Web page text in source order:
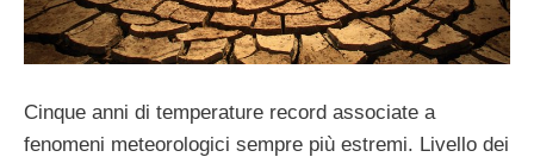
Cinque anni di temperature record associate a
fenomeni meteorologici sempre più estremi. Livello dei